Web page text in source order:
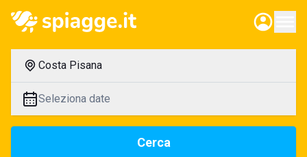
Costa Pisana
Seleziona date
Cerca